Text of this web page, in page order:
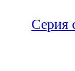
Серия